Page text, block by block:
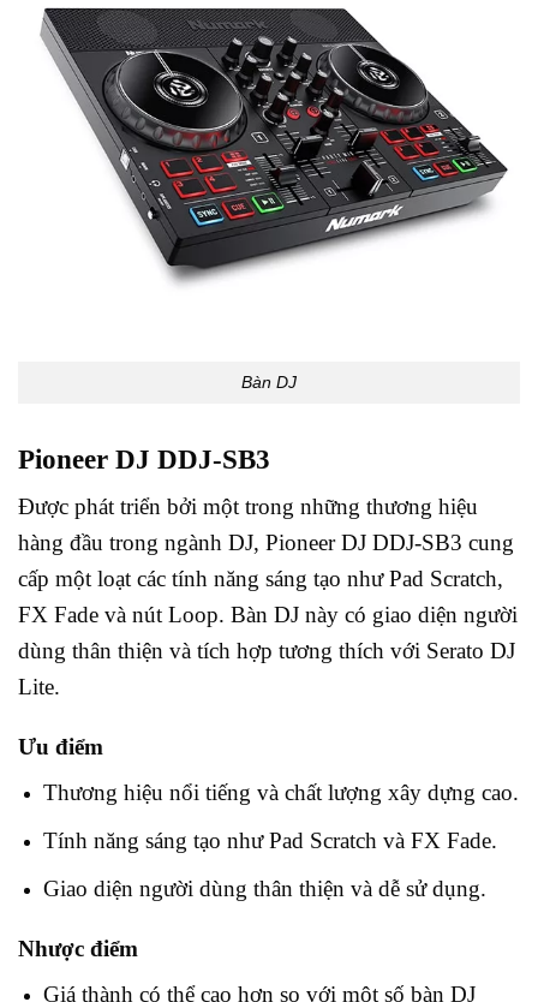
Bàn DJ
Pioneer DJ DDJ-SB3
Được phát triển bởi một trong những thương hiệu
hàng đầu trong ngành DJ, Pioneer DJ DDJ-SB3 cung
cấp một loạt các tính năng sáng tạo như Pad Scratch,
FX Fade và nút Loop. Bàn DJ này có giao diện người
dùng thân thiện và tích hợp tương thích với Serato DJ
Lite.
Ưu điểm
Thương hiệu nổi tiếng và chất lượng xây dựng cao.
Tính năng sáng tạo như Pad Scratch và FX Fade.
Giao diện người dùng thân thiện và dễ sử dụng.
Nhược điểm
Giá thành có thể cao hơn so với một số bàn DJ